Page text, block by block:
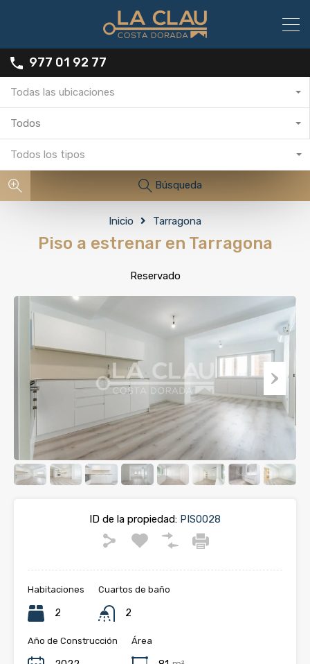
977 01 92 77
Todas las ubicaciones
Todos
Todos los tipos
Búsqueda
Inicio Tarragona
Piso a estrenar en Tarragona
Reservado
ID de la propiedad: PIS0028
Habitaciones
2
Cuartos de baño
2
Año de Construcción Área